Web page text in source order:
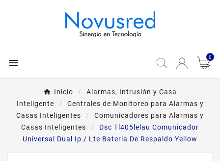
 0
Inicio
Alarmas, Intrusión y Casa
Inteligente
Centrales de Monitoreo para Alarmas y
Casas Inteligentes
Comunicadores para Alarmas y
Casas Inteligentes
Dsc Tl405lelau Comunicador
Universal Dual Ip / Lte Bateria De Respaldo Yellow